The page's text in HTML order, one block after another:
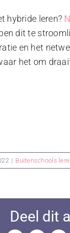
hybride leren?
dit te
en het
het om
| Buitenschools
Deel dit